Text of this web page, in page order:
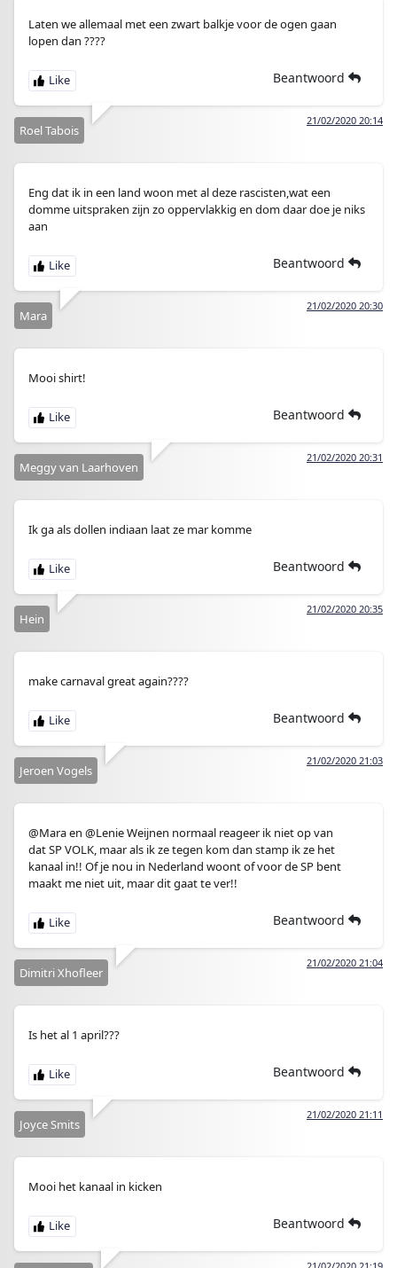
Laten we allemaal met een zwart balkje voor de ogen gaan
lopen dan ????
Beantwoord
21/02/2020 20:14
Roel Tabois
Eng dat ik in een land woon met al deze rascisten,wat een
domme uitspraken zijn zo oppervlakkig en dom daar doe je niks
aan
Beantwoord
21/02/2020 20:30
Mara
Mooi shirt!
Beantwoord
21/02/2020 20:31
Meggy van Laarhoven
Ik ga als dollen indiaan laat ze mar komme
Beantwoord
21/02/2020 20:35
Hein
make carnaval great again????
Beantwoord
21/02/2020 21:03
Jeroen Vogels
@Mara en @Lenie Weijnen normaal reageer ik niet op van
dat SP VOLK, maar als ik ze tegen kom dan stamp ik ze het
kanaal in!! Of je nou in Nederland woont of voor de SP bent
maakt me niet uit, maar dit gaat te ver!!
Beantwoord
21/02/2020 21:04
Dimitri Xhofleer
Is het al 1 april???
Beantwoord
21/02/2020 21:11
Joyce Smits
Mooi het kanaal in kicken
Beantwoord